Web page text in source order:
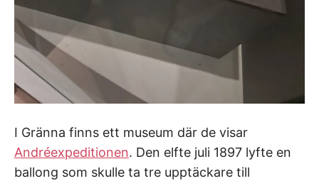
I Gränna finns ett museum där de visar
Andréexpeditionen. Den elfte juli 1897 lyfte en
ballong som skulle ta tre upptäckare till